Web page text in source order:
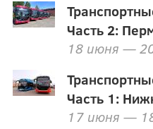
Часть 2:
18 июня —
Часть 1:
17 июня —